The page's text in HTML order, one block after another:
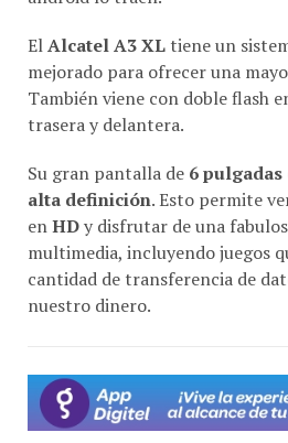
El Alcatel A3 XL tiene un
mejorado para ofrecer una
También viene con doble flash
trasera y delantera.
Su gran pantalla de
6 pulgadas
alta definición
. Esto permite
HD y disfrutar de una
multimedia, incluyendo juegos
cantidad de transferencia de
nuestro dinero.